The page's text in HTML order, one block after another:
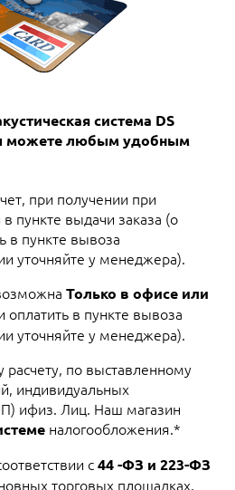
система DS
можете любым удобным
при получении при
пункте выдачи заказа (о
в пункте вывоза
уточняйте у менеджера).
Только в офисе или
оплатить в пункте вывоза
уточняйте у менеджера).
по выставленному
индивидуальных
ифиз. Лиц. Наш магазин
налогообложения.*
с44 -ФЗ и 223-ФЗ
торговых площадках.